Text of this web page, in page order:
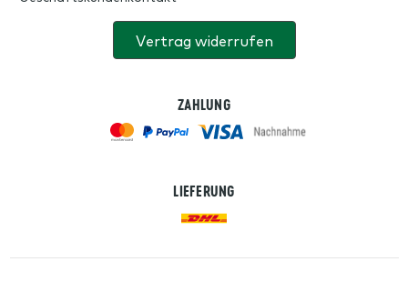
Vertrag widerrufen
ZAHLUNG
LIEFERUNG